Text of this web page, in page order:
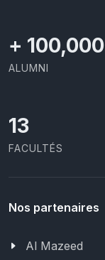
+ 100,000
ALUMNI
13
FACULTÉS
Nos partenaires
Al Mazeed